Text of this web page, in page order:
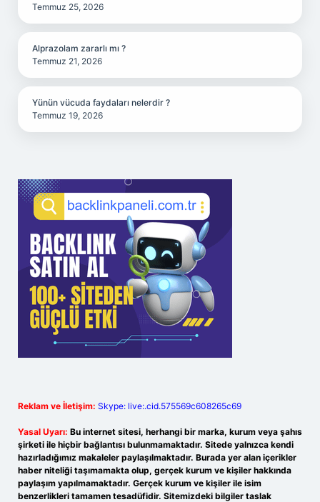
Temmuz 25, 2026
Alprazolam zararlı mı ?
Temmuz 21, 2026
Yünün vücuda faydaları nelerdir ?
Temmuz 19, 2026
Reklam ve İletişim: Skype: live:.cid.575569c608265c69
Yasal Uyarı: Bu internet sitesi, herhangi bir marka, kurum veya şahıs
şirketi ile hiçbir bağlantısı bulunmamaktadır. Sitede yalnızca kendi
hazırladığımız makaleler paylaşılmaktadır. Burada yer alan içerikler
haber niteliği taşımamakta olup, gerçek kurum ve kişiler hakkında
paylaşım yapılmamaktadır. Gerçek kurum ve kişiler ile isim
benzerlikleri tamamen tesadüfidir. Sitemizdeki bilgiler taslak